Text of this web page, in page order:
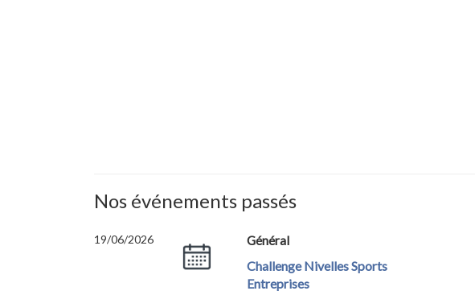
Nos événements passés
19/06/2026 Général
Challenge Nivelles Sports
Entreprises